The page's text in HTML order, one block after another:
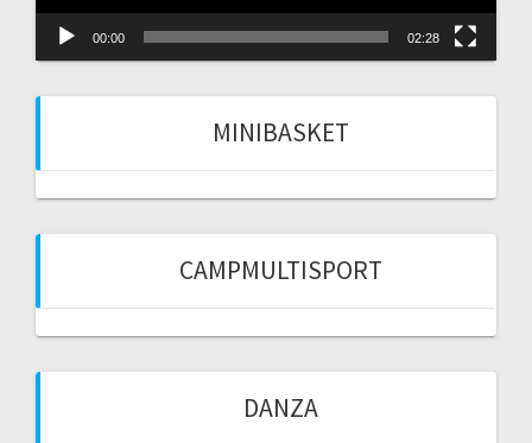
00:00 02:28
MINIBASKET
CAMPMULTISPORT
DANZA